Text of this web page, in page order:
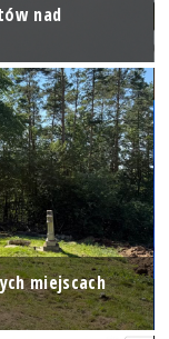
nad
miejscach